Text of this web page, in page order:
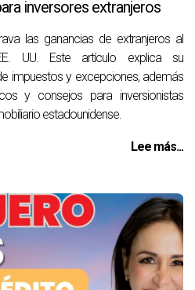
inversores extranjeros
las ganancias de extranjeros al
UU. Este artículo explica su
impuestos y excepciones, además
y consejos para inversionistas
estadounidense.
Lee más...